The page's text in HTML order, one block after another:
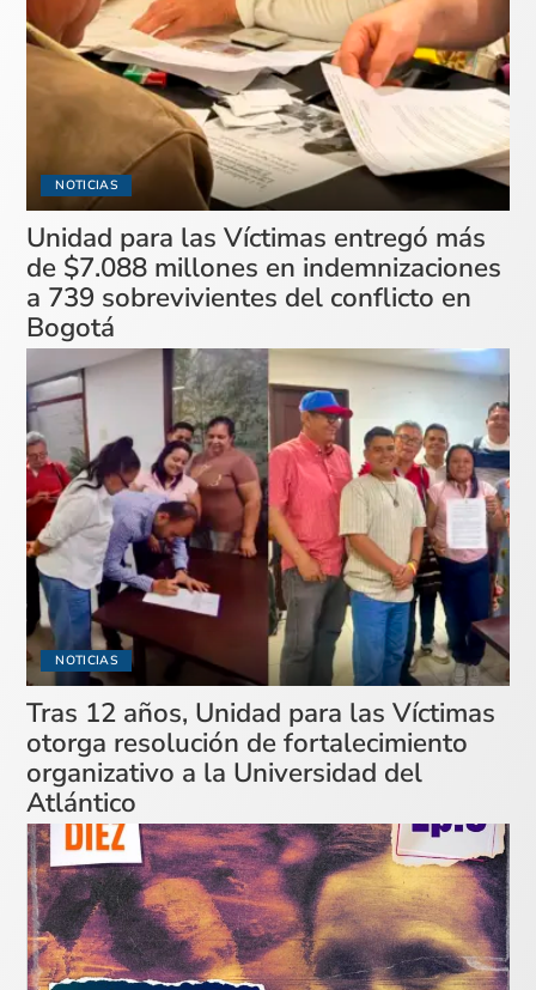
NOTICIAS
Unidad para las Víctimas entregó más
de $7.088 millones en indemnizaciones
a 739 sobrevivientes del conflicto en
Bogotá
NOTICIAS
Tras 12 años, Unidad para las Víctimas
otorga resolución de fortalecimiento
organizativo a la Universidad del
Atlántico